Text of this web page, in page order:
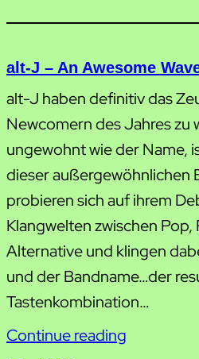
alt-J – An Awesome
alt-J haben definitiv das
Newcomern des Jahres zu
ungewohnt wie der Name,
dieser außergewöhnlichen
probieren sich auf ihrem
Klangwelten zwischen
Alternative und klingen
und der Bandname…der
Tastenkombination…
Continue reading